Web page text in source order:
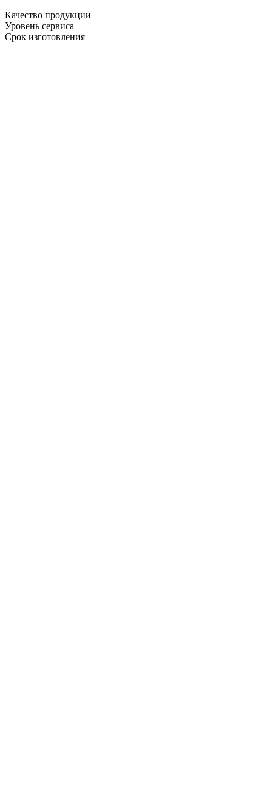
Качество продукции
Уровень сервиса
Срок изготовления